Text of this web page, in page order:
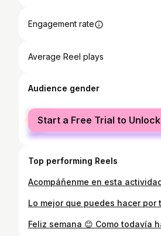
Engagement rate
Average Reel plays
Audience gender
female
male
Start a Free Trial to Unlock
Top performing Reels